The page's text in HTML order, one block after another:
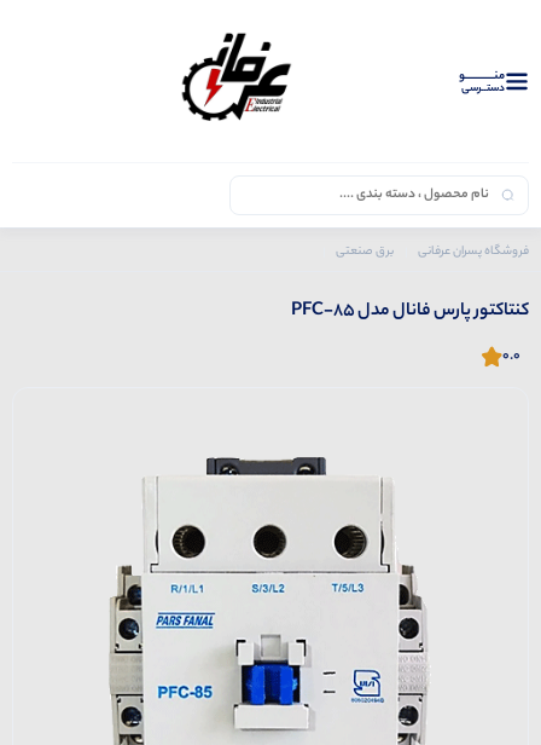
منــــــــــــو
دستــرسی
فروشگاه پسران عرفانی برق صنعتی
کنتاکتور پارس فانال مدل PFC-85
0.0